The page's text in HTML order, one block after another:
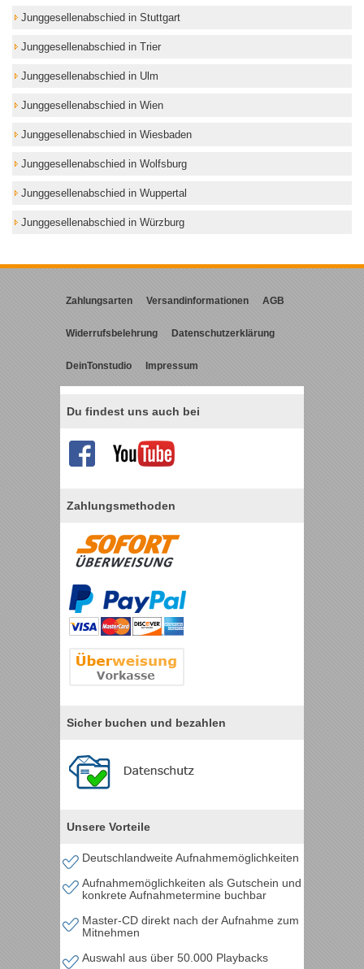
Junggesellenabschied in Stuttgart
Junggesellenabschied in Trier
Junggesellenabschied in Ulm
Junggesellenabschied in Wien
Junggesellenabschied in Wiesbaden
Junggesellenabschied in Wolfsburg
Junggesellenabschied in Wuppertal
Junggesellenabschied in Würzburg
Zahlungsarten Versandinformationen AGB
Widerrufsbelehrung Datenschutzerklärung
DeinTonstudio Impressum
Du findest uns auch bei
Zahlungsmethoden
Sicher buchen und bezahlen
Unsere Vorteile
Deutschlandweite Aufnahmemöglichkeiten
Aufnahmemöglichkeiten als Gutschein und
konkrete Aufnahmetermine buchbar
Master-CD direkt nach der Aufnahme zum
Mitnehmen
Auswahl aus über 50.000 Playbacks